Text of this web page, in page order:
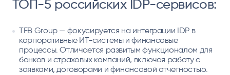
ТОП-5 российских IDP-сервисов:
TFB Group — фокусируется на интеграции IDP в
корпоративные ИТ-системы и финансовые
процессы. Отличается развитым функционалом для
банков и страховых компаний, включая работу с
заявками, договорами и финансовой отчетностью.